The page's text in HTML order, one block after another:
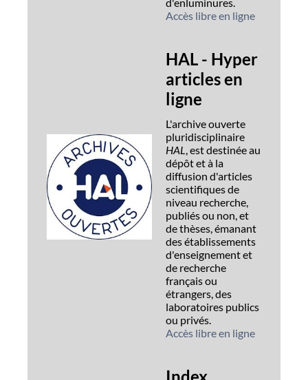
d'enluminures.
Accès libre en ligne
HAL - Hyper
articles en
ligne
L'archive ouverte
pluridisciplinaire
HAL, est destinée au
dépôt et à la
diffusion d'articles
scientifiques de
niveau recherche,
publiés ou non, et
de thèses, émanant
des établissements
d'enseignement et
de recherche
français ou
étrangers, des
laboratoires publics
ou privés.
Accès libre en ligne